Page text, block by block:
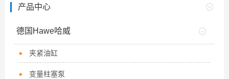
产品中心
德国Hawe哈威
夹紧油缸
变量柱塞泵